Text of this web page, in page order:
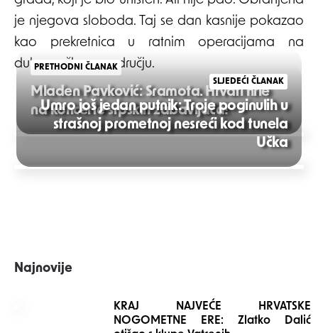
je njegova sloboda. Taj se dan kasnije pokazao
kao prekretnica u ratnim operacijama na
dubrovačkom području.
Post
navigation
PRETHODNI ČLANAK
Mladen Pavković: Sramota. Hrvati hrle
na koncerte srpskih zabavljača!
SLJEDEĆI ČLANAK
Umro još jedan putnik: Troje poginulih u
strašnoj prometnoj nesreći kod tunela
Učka
Najnovije
KRAJ NAJVEĆE HRVATSKE
NOGOMETNE ERE: Zlatko Dalić